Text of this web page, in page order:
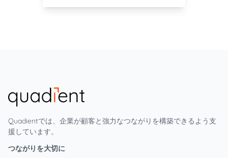
Quadientでは、企業が顧客と強力なつながりを構築できるよう支
援しています。
つながりを大切に